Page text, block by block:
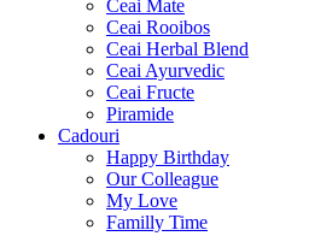
Ceai Mate
Ceai Rooibos
Ceai Herbal Blend
Ceai Ayurvedic
Ceai Fructe
Piramide
Cadouri
Happy Birthday
Our Colleague
My Love
Familly Time